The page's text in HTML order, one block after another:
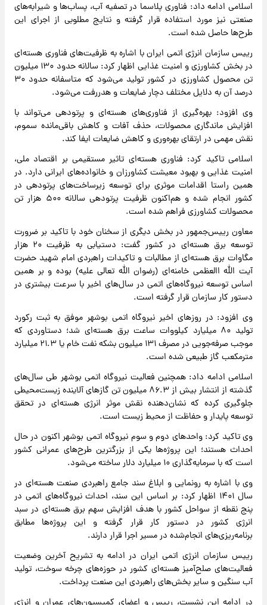
اسلامی ادامه داد: فناوری پلاسما در تصفیه آب، پساب‌ها و شیرابه‌های
صنعتی نیز مورد استفاده قرار گرفته و نتایج مطلوبی از اجرای این
طرح‌ها حاصل شده است.
رییس سازمان انرژی اتمی ایران با اشاره به ظرفیت‌های فناوری هسته‌ای
در بخش کشاورزی و امنیت غذایی اظهار کرد: سالانه حدود ۱۳۰ میلیون
تن محصول کشاورزی در کشور تولید می‌شود که متاسفانه حدود ۳۰
درصد آن به دلایل مختلف دچار ضایعات و هدررفت می‌شود.
وی افزود: بهره‌گیری از فناوری‌های هسته‌ای و پرتودهی می‌تواند با
افزایش ماندگاری محصولات، حذف آفات و کاهش باقی‌مانده سموم،
نقش مهمی در ارتقای بهره‌وری و کاهش ضایعات ایفا کند.
اسلامی تاکید کرد: فناوری هسته‌ای تاثیر مستقیمی بر اقتصاد ملی،
امنیت غذایی و بهبود معیشت کشاورزان و خانواده‌های ایرانی دارد. در
همین راستا اقدامات موثری برای توسعه زیرساخت‌های پرتودهی در
کشور انجام شده و هم‌اکنون ظرفیت پرتودهی سالانه ۵۰۰ هزار تن
محصولات کشاورزی فراهم شده است.
معاون رییس‌جمهور در بخش دیگری از سخنان خود با تاکید بر ضرورت
توسعه برق هسته‌ای در کشور گفت: دستیابی به ظرفیت ۲۰ هزار
مگاوات برق هسته‌ای از مطالبات و تاکیدات راهبردی امام شهید حضرت
آیت الله االعظمی خامنه‌ای (رضوان الله تعالی علیه) بوده و بر همین
اساس توسعه نیروگاه‌های اتمی در سال‌های اخیر با سرعت بیشتری در
دستور کار سازمان قرار گرفته است.
وی افزود: در روزهای اخیر نیروگاه اتمی بوشهر موفق به ثبت رکورد
تولید ۸۰ میلیارد کیلووات ‌ساعت برق هسته‌ای شد؛ دستاوردی که
موجب صرفه‌جویی در مصرف ۱۳۱ میلیون بشکه نفت خام یا ۲۱.۳ میلیارد
مترمکعب گاز طبیعی شده است.
اسلامی ادامه داد: همچنین فعالیت نیروگاه اتمی بوشهر طی سال‌های
گذشته از انتشار بیش از ۸۶.۳ میلیون تن گازهای آلاینده زیست‌محیطی
جلوگیری کرده که نشان‌دهنده نقش موثر انرژی هسته‌ای در تحقق
توسعه پایدار و حفاظت از محیط زیست است.
وی تاکید کرد: واحدهای دوم و سوم نیروگاه اتمی بوشهر اکنون در حال
احداث هستند؛ این پروژه‌ها یکی از بزرگترین طرح‌های عمرانی کشور
است که با سرمایه‌گذاری ۱۰ میلیارد دلار ساخته می‌شود.
وی با اشاره به رونمایی و ابلاغ سند جامع راهبردی صنعت هسته‌ای در
سال ۱۴۰۱ اظهار کرد: بر اساس این سند، احداث نیروگاه‌های اتمی در
پنج نقطه از سواحل کشور با هدف افزایش سهم برق هسته‌ای در سبد
انرژی کشور در دستور کار قرار گرفته و این پروژه‌ها مطابق
برنامه‌ریزی‌های انجام‌شده در مسیر اجرا قرار دارند.
رییس سازمان انرژی اتمی ایران در ادامه به تشریح آخرین وضعیت
فعالیت‌های صلح‌آمیز هسته‌ای کشور در حوزه‌های چرخه سوخت، تولید
آب سنگین و سایر بخش‌های راهبردی این صنعت پرداخت.